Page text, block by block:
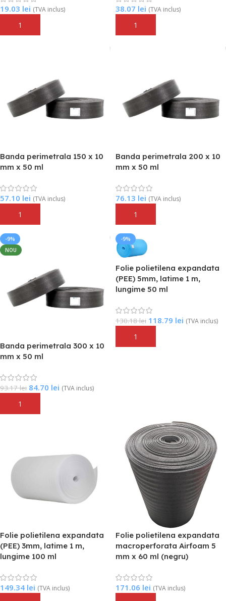
19.03 lei (TVA inclus)
Adaugă În Coș
38.07 lei (TVA inclus)
Adaugă În Coș
Banda perimetrala 150 x 10
mm x 50 ml
57.10 lei (TVA inclus)
Adaugă În Coș
Banda perimetrala 200 x 10
mm x 50 ml
76.13 lei (TVA inclus)
Adaugă În Coș
-9%
NOU
Banda perimetrala 300 x 10
mm x 50 ml
93.17lei 84.70 lei (TVA inclus)
Adaugă În Coș
-9%
Folie polietilena expandata
(PEE) 5mm, latime 1 m,
lungime 50 ml
130.18lei 118.79 lei (TVA inclus)
Adaugă În Coș
Folie polietilena expandata
(PEE) 3mm, latime 1 m,
lungime 100 ml
149.34 lei (TVA inclus)
Folie polietilena expandata
macroperforata Airfoam 5
mm x 60 ml (negru)
171.06 lei (TVA inclus)